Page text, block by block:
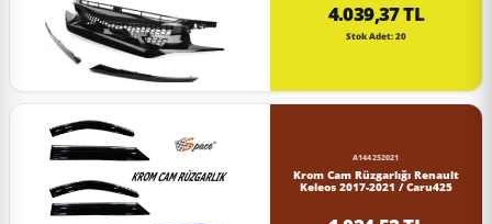
4.039,37 TL
Stok Adet: 20
A144252021
Krom Cam Rüzgarlığı Renault
Keleos 2017-2021 / Caru425